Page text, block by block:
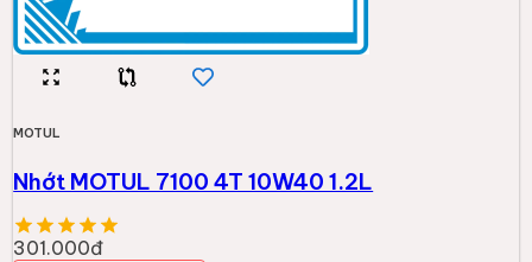
MOTUL
Nhớt MOTUL 7100 4T 10W40 1.2L
301.000đ